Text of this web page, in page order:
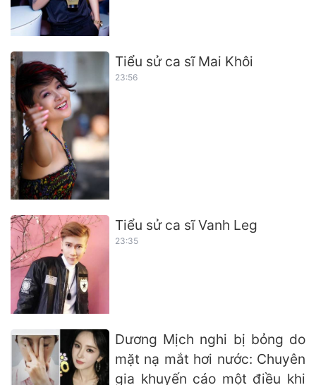
Tiểu sử ca sĩ Mai Khôi
23:56
Tiểu sử ca sĩ Vanh Leg
23:35
Dương Mịch nghi bị bỏng do
mặt nạ mắt hơi nước: Chuyên
gia khuyến cáo một điều khi